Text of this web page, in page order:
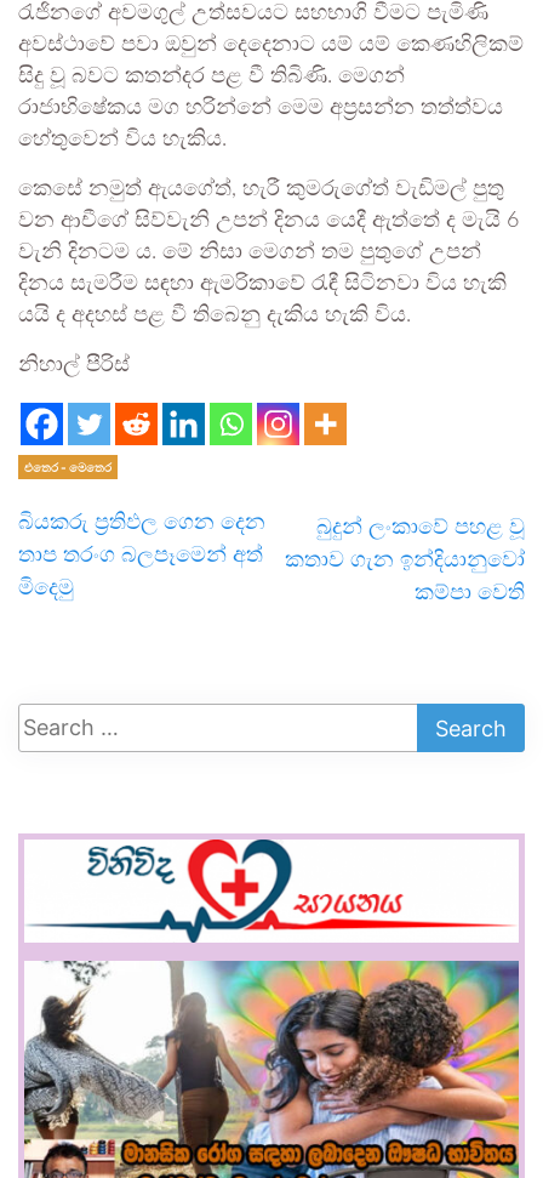
රැජිනගේ අවමගුල් උත්සවයට සහභාගි වීමට පැමිණි
අවස්ථාවේ පවා ඔවුන් දෙදෙනාට යම් යම් කෙණහිලිකම්
සිදු වූ බවට කතන්දර පළ වී තිබිණි. මෙගන්
රාජාභිෂේකය මග හරින්නේ මෙම අප්‍රසන්න තත්ත්වය
හේතුවෙන් විය හැකිය.
කෙසේ නමුත් ඇයගේත්, හැරී කුමරුගේත් වැඩිමල් පුතු
වන ආචීගේ සිව්වැනි උපන් දිනය යෙදී ඇත්තේ ද මැයි 6
වැනි දිනටම ය. මේ නිසා මෙගන් තම පුතුගේ උපන්
දිනය සැමරීම සඳහා ඇමරිකාවේ රැඳී සිටිනවා විය හැකි
යයි ද අදහස් පළ වී තිබෙනු දැකිය හැකි විය.
නිහාල් පීරිස්
එතෙර - මෙතෙර
බියකරු ප්‍රතිඵල ගෙන දෙන
තාප තරංග බලපෑමෙන් අත්
මිදෙමු
බුදුන් ලංකාවේ පහළ වූ
කතාව ගැන ඉන්දියානුවෝ
කම්පා වෙති